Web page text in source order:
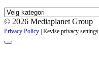
Våre
kampanjer
© 2026 Mediaplanet Group
Privacy Policy Revise privacy settings